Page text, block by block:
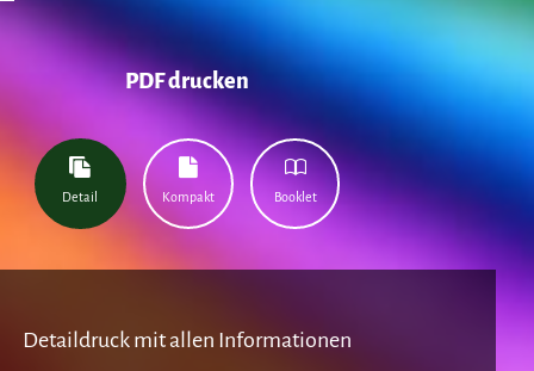
PDF drucken
Detail Kompakt Booklet
Detaildruck mit allen Informationen